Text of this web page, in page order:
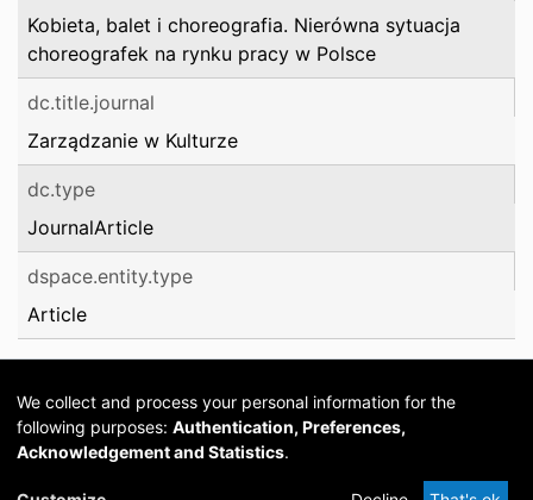
Kobieta, balet i choreografia. Nierówna sytuacja
choreografek na rynku pracy w Polsce
dc.title.journal
Zarządzanie w Kulturze
dc.type
JournalArticle
dspace.entity.type
Article
We collect and process your personal information for the
following purposes: Authentication, Preferences,
Acknowledgement and Statistics.